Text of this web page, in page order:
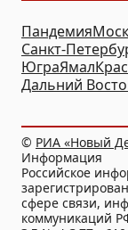
Пандемия
Санкт-
ЮграЯмал
Дальний
© РИА «Новый
Информация
Российское
сфере связи,
коммуникаций